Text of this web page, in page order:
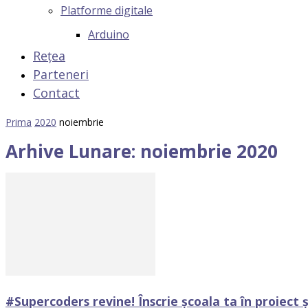
Platforme digitale
Arduino
Rețea
Parteneri
Contact
Prima 2020 noiembrie
Arhive Lunare: noiembrie 2020
#Supercoders revine! Înscrie școala ta în proiect